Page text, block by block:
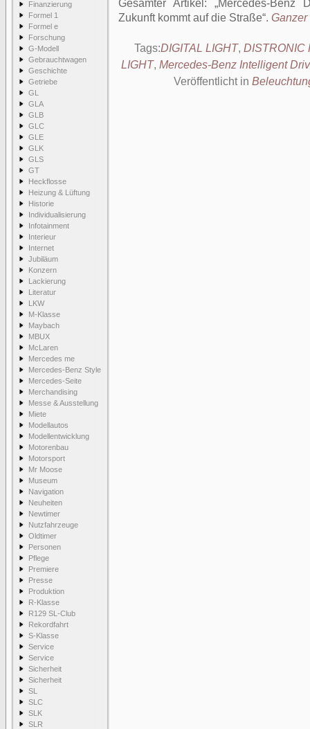
Finanzierung
Formel 1
Formel e
Forschung
G-Modell
Gebrauchtwagen
Geschichte
Getriebe
GL
GLA
GLB
GLC
GLE
GLK
GLS
GT
Heckflosse
Heizung & Lüftung
Historie
Individualisierung
Infotainment
Interieur
Internet
Jubiläum
Konzern
Lackierung
Literatur
LKW
M-Klasse
Maybach
MBUX
McLaren
Mercedes me
Mercedes-Benz Style
Mercedes-Seite
Merchandising
Messe & Ausstellung
Miete
Modellautos
Modellentwicklung
Motorenbau
Motorsport
Mr Moose
Museum
Navigation
Neuheiten
Newtimer
Nutzfahrzeuge
Oldtimer
Personen
Pflege
Premiere
Presse
Produktion
R-Klasse
R129 SL-Club
Rekordfahrt
S-Klasse
Service
Service
Sicherheit
Sicherheit
SL
SLC
SLK
SLR
Gesamter Artikel:
Mercedes-Benz
Zukunft kommt auf die Straße . Ganzer
Tags:DIGITAL LIGHT, DISTRONIC
LIGHT, Mercedes-Benz Intelligent
Veröffentlicht in